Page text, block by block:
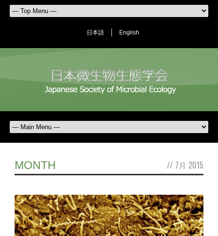
日本語 English
MONTH // 7月 2015